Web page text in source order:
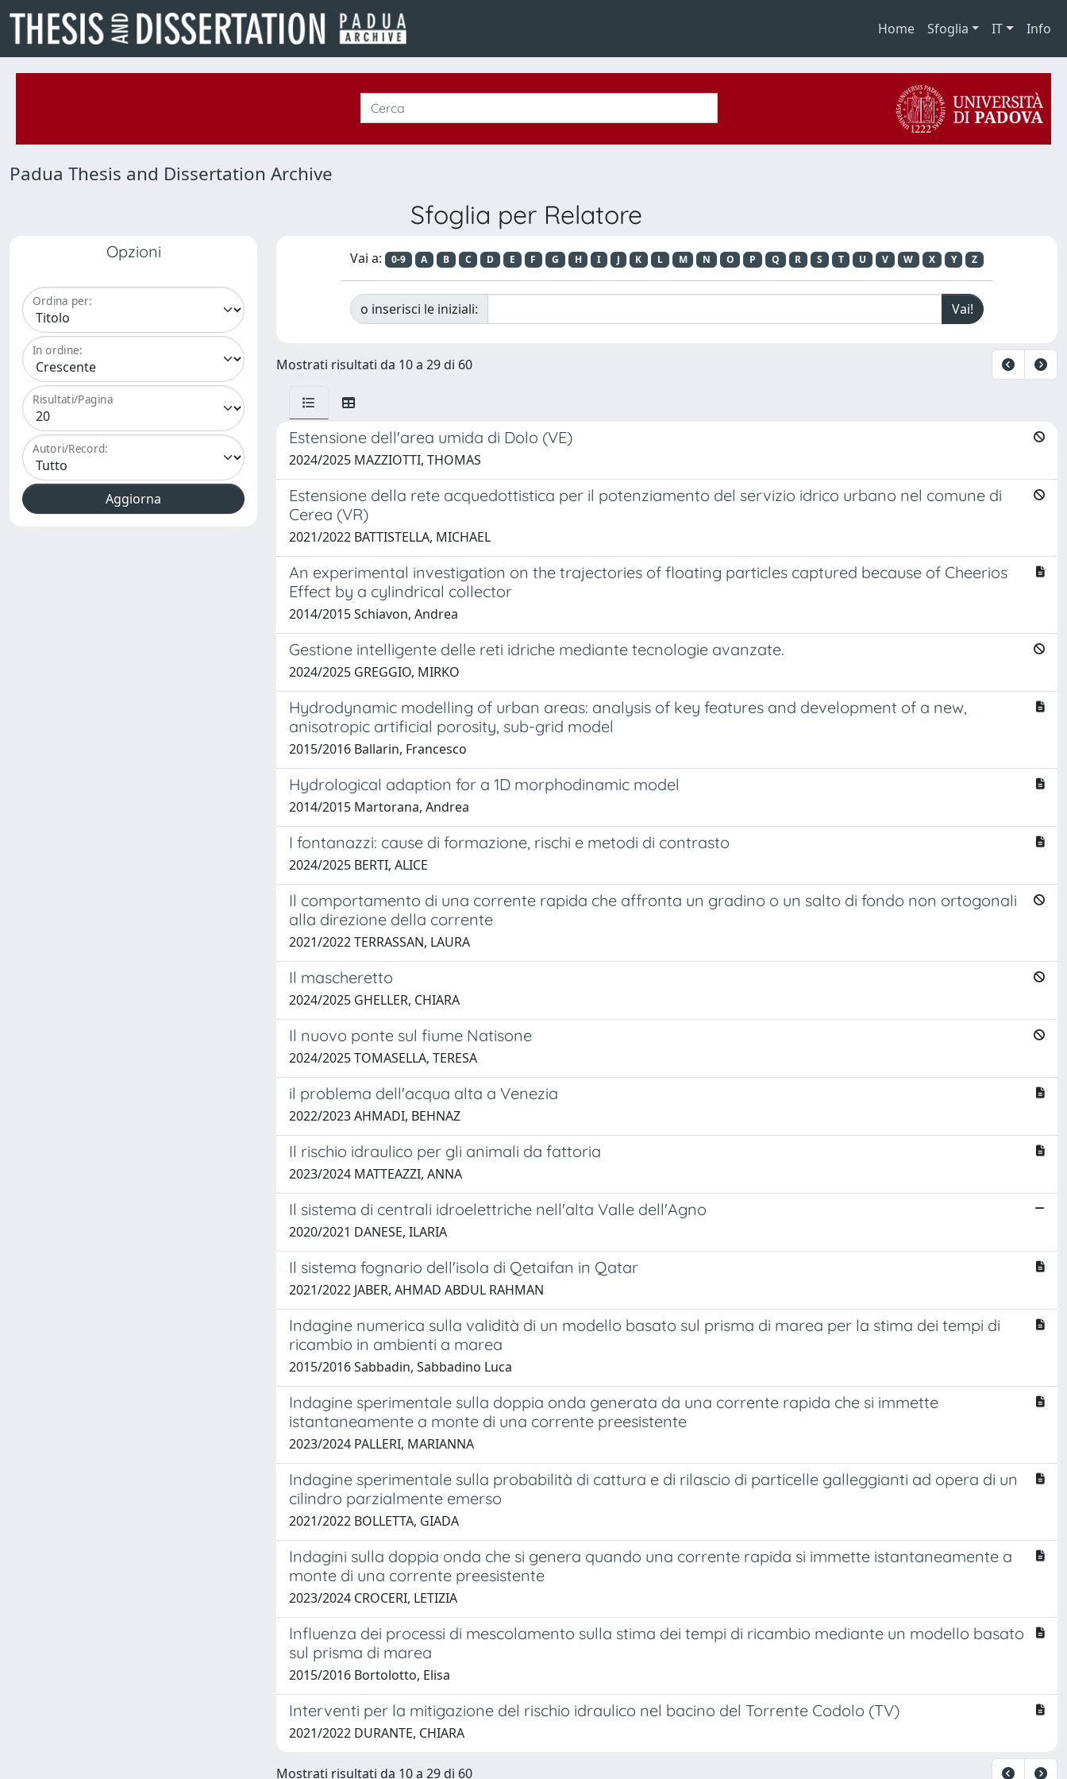
Home Sfoglia IT Info
Padua Thesis and Dissertation Archive
Sfoglia per Relatore
Opzioni
Ordina per:
In ordine:
Risultati/Pagina
Autori/Record:
Vai a: 0-9 A B C D E F G H I J K L M N O P Q R S T U V W X Y Z
o inserisci le iniziali:
Mostrati risultati da 10 a 29 di 60
Estensione dell'area umida di Dolo (VE)
2024/2025 MAZZIOTTI, THOMAS
Estensione della rete acquedottistica per il potenziamento del servizio idrico urbano nel comune di
Cerea (VR)
2021/2022 BATTISTELLA, MICHAEL
An experimental investigation on the trajectories of floating particles captured because of Cheerios
Effect by a cylindrical collector
2014/2015 Schiavon, Andrea
Gestione intelligente delle reti idriche mediante tecnologie avanzate.
2024/2025 GREGGIO, MIRKO
Hydrodynamic modelling of urban areas: analysis of key features and development of a new,
anisotropic artificial porosity, sub-grid model
2015/2016 Ballarin, Francesco
Hydrological adaption for a 1D morphodinamic model
2014/2015 Martorana, Andrea
I fontanazzi: cause di formazione, rischi e metodi di contrasto
2024/2025 BERTI, ALICE
Il comportamento di una corrente rapida che affronta un gradino o un salto di fondo non ortogonali
alla direzione della corrente
2021/2022 TERRASSAN, LAURA
Il mascheretto
2024/2025 GHELLER, CHIARA
Il nuovo ponte sul fiume Natisone
2024/2025 TOMASELLA, TERESA
il problema dell'acqua alta a Venezia
2022/2023 AHMADI, BEHNAZ
Il rischio idraulico per gli animali da fattoria
2023/2024 MATTEAZZI, ANNA
Il sistema di centrali idroelettriche nell'alta Valle dell'Agno
2020/2021 DANESE, ILARIA
Il sistema fognario dell'isola di Qetaifan in Qatar
2021/2022 JABER, AHMAD ABDUL RAHMAN
Indagine numerica sulla validità di un modello basato sul prisma di marea per la stima dei tempi di
ricambio in ambienti a marea
2015/2016 Sabbadin, Sabbadino Luca
Indagine sperimentale sulla doppia onda generata da una corrente rapida che si immette
istantaneamente a monte di una corrente preesistente
2023/2024 PALLERI, MARIANNA
Indagine sperimentale sulla probabilità di cattura e di rilascio di particelle galleggianti ad opera di un
cilindro parzialmente emerso
2021/2022 BOLLETTA, GIADA
Indagini sulla doppia onda che si genera quando una corrente rapida si immette istantaneamente a
monte di una corrente preesistente
2023/2024 CROCERI, LETIZIA
Influenza dei processi di mescolamento sulla stima dei tempi di ricambio mediante un modello basato
sul prisma di marea
2015/2016 Bortolotto, Elisa
Interventi per la mitigazione del rischio idraulico nel bacino del Torrente Codolo (TV)
2021/2022 DURANTE, CHIARA
Mostrati risultati da 10 a 29 di 60